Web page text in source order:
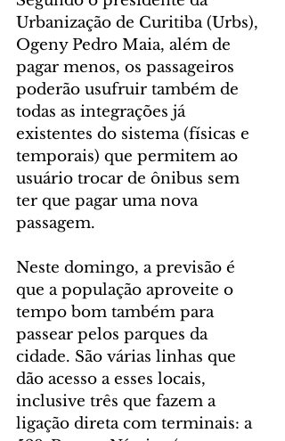
Urbanização de Curitiba (Urbs),
Ogeny Pedro Maia, além de
pagar menos, os passageiros
poderão usufruir também de
todas as integrações já
existentes do sistema (físicas e
temporais) que permitem ao
usuário trocar de ônibus sem
ter que pagar uma nova
passagem.
Neste domingo, a previsão é
que a população aproveite o
tempo bom também para
passear pelos parques da
cidade. São várias linhas que
dão acesso a esses locais,
inclusive três que fazem a
ligação direta com terminais: a